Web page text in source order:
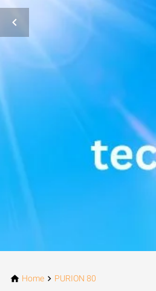
Home PURION 80